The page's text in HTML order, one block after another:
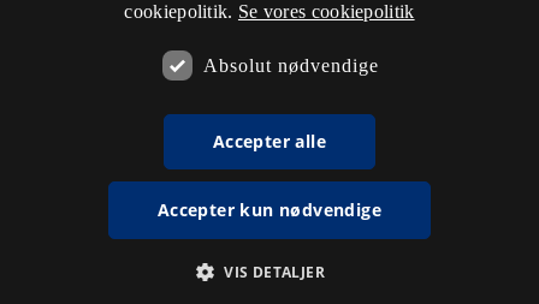
cookiepolitik. Se vores cookiepolitik
Absolut nødvendige
Accepter alle
Accepter kun nødvendige
VIS DETALJER